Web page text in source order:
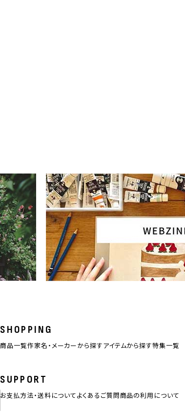
SHOPPING
商品一覧作家名・メーカーから探すアイテムから探す特集一覧
SUPPORT
お支払方法・送料についてよくあるご質問商品の利用について